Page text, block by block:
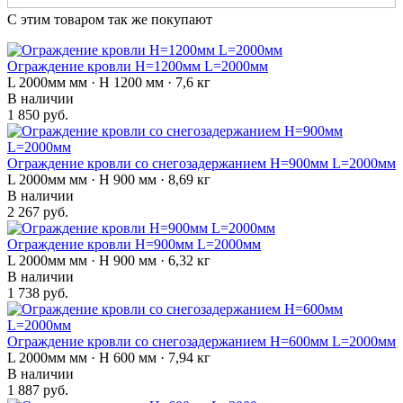
С этим товаром так же покупают
Ограждение кровли H=1200мм L=2000мм
L 2000мм мм · H 1200 мм · 7,6 кг
В наличии
1 850 руб.
Ограждение кровли со снегозадержанием H=900мм L=2000мм
L 2000мм мм · H 900 мм · 8,69 кг
В наличии
2 267 руб.
Ограждение кровли H=900мм L=2000мм
L 2000мм мм · H 900 мм · 6,32 кг
В наличии
1 738 руб.
Ограждение кровли со снегозадержанием H=600мм L=2000мм
L 2000мм мм · H 600 мм · 7,94 кг
В наличии
1 887 руб.